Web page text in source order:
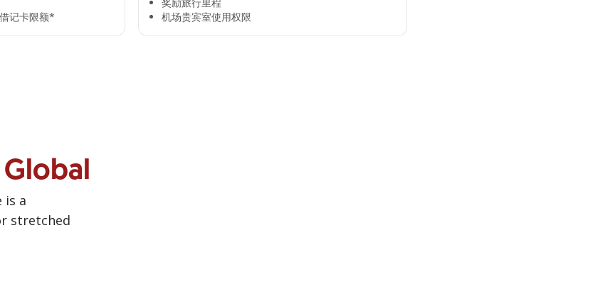
记卡限额*​
机场贵宾室使用权限​
is a
stretched